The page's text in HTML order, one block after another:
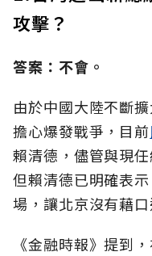
攻擊？
答案：不會。
由於中國大陸不斷
擔心爆發戰爭，目前
賴清德，儘管與現
但賴清德已明確表
場，讓北京沒有藉口
《金融時報》提到